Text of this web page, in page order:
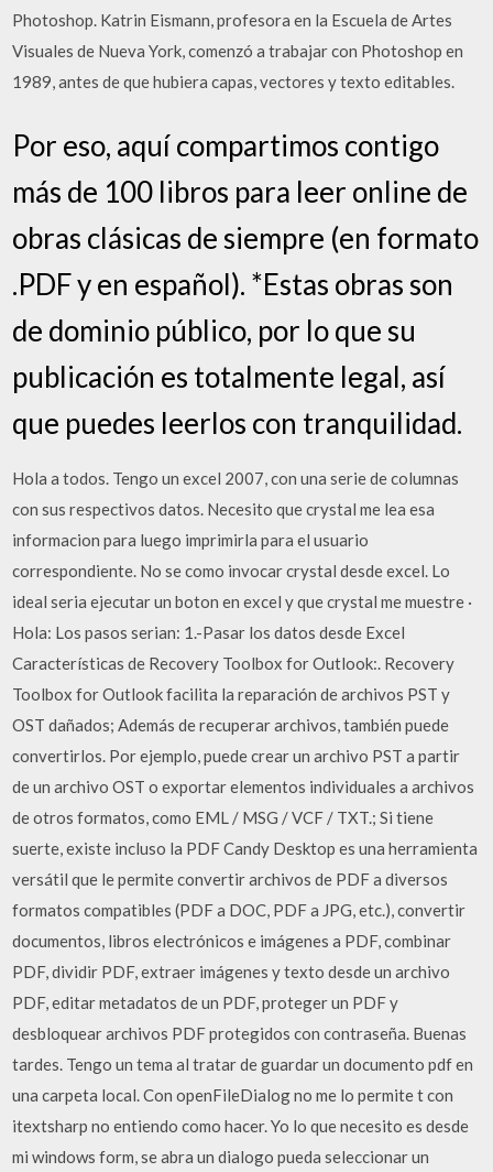
Photoshop. Katrin Eismann, profesora en la Escuela de Artes
Visuales de Nueva York, comenzó a trabajar con Photoshop en
1989, antes de que hubiera capas, vectores y texto editables.
Por eso, aquí compartimos contigo
más de 100 libros para leer online de
obras clásicas de siempre (en formato
.PDF y en español). *Estas obras son
de dominio público, por lo que su
publicación es totalmente legal, así
que puedes leerlos con tranquilidad.
Hola a todos. Tengo un excel 2007, con una serie de columnas
con sus respectivos datos. Necesito que crystal me lea esa
informacion para luego imprimirla para el usuario
correspondiente. No se como invocar crystal desde excel. Lo
ideal seria ejecutar un boton en excel y que crystal me muestre ·
Hola: Los pasos serian: 1.-Pasar los datos desde Excel
Características de Recovery Toolbox for Outlook:. Recovery
Toolbox for Outlook facilita la reparación de archivos PST y
OST dañados; Además de recuperar archivos, también puede
convertirlos. Por ejemplo, puede crear un archivo PST a partir
de un archivo OST o exportar elementos individuales a archivos
de otros formatos, como EML / MSG / VCF / TXT.; Si tiene
suerte, existe incluso la PDF Candy Desktop es una herramienta
versátil que le permite convertir archivos de PDF a diversos
formatos compatibles (PDF a DOC, PDF a JPG, etc.), convertir
documentos, libros electrónicos e imágenes a PDF, combinar
PDF, dividir PDF, extraer imágenes y texto desde un archivo
PDF, editar metadatos de un PDF, proteger un PDF y
desbloquear archivos PDF protegidos con contraseña. Buenas
tardes. Tengo un tema al tratar de guardar un documento pdf en
una carpeta local. Con openFileDialog no me lo permite t con
itextsharp no entiendo como hacer. Yo lo que necesito es desde
mi windows form, se abra un dialogo pueda seleccionar un